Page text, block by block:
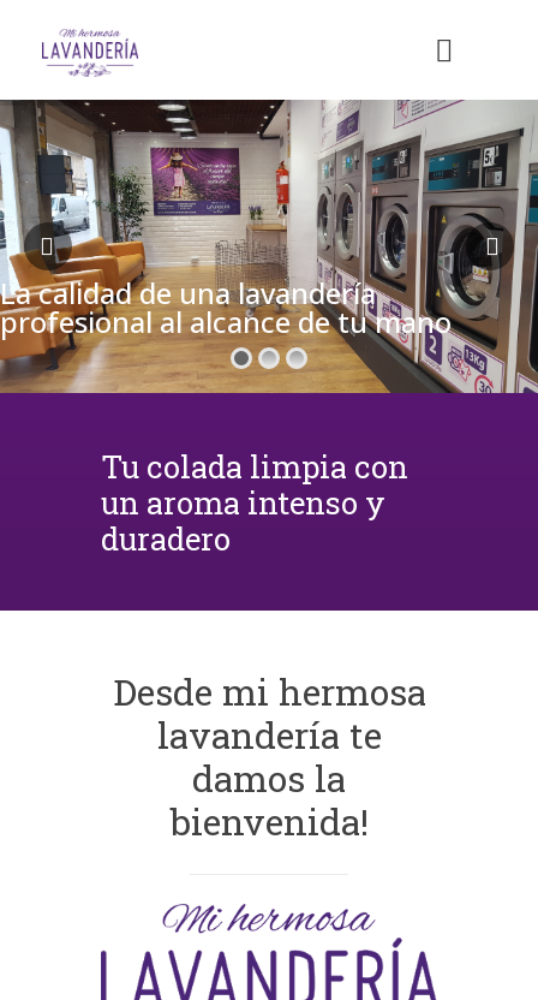
La calidad de una lavandería
profesional al alcance de tu mano
Tu colada limpia con
un aroma intenso y
duradero
Desde mi hermosa
lavandería te
damos la
bienvenida!